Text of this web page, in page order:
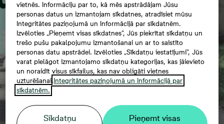
vietnēs. Informāciju par to, kā mēs apstrādājam Jūsu
personas datus un izmantojam sīkdatnes, atradīsiet mūsu
Integritātes paziņojumā un Informācijā par sīkdatnēm.
Izvēloties „Pieņemt visas sīkdatnes”, Jūs piekrītat sīkdatņu un
trešo pušu pakalpojumu izmantošanai un ar to saistīto
personas datu apstrādei. Izvēloties „Sīkdatņu iestatījumi”, Jūs
varat pielāgot izmantojamo sīkdatņu kategorijas, kas jāievieto
un noraidīt visus sīkfailus, kas nav obligāti vietnes
uzturēšanai.Integritātes paziņojumā un Informācijā par
sīkdatnēm.
Sīkdatņu
Pieņemt visas